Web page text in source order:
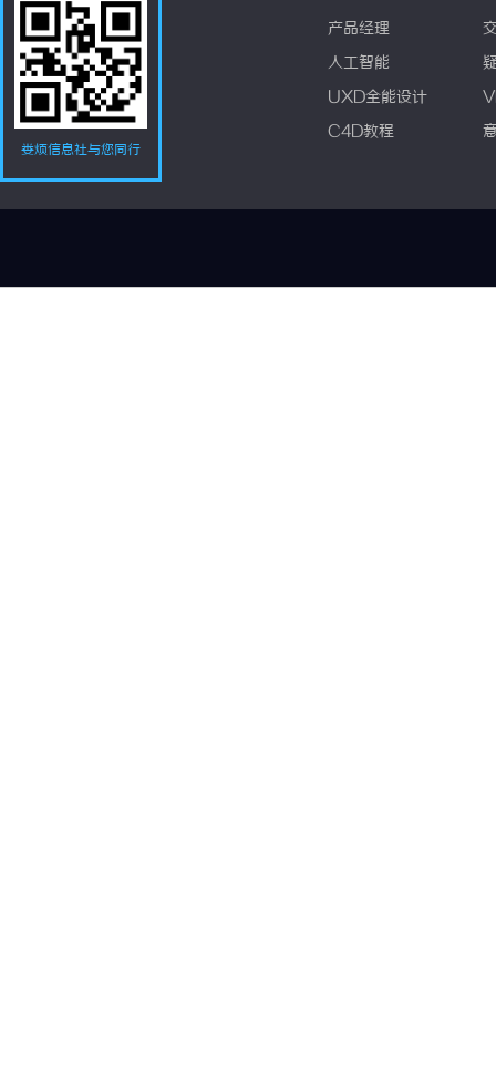
娄烦信息社与您同行
产品经理
人工智能
UXD全能设计
C4D教程